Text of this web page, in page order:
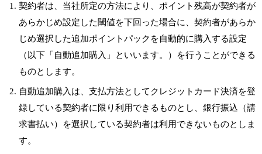
契約者は、当社所定の方法により、ポイント残高が契約者が
あらかじめ設定した閾値を下回った場合に、契約者があらか
じめ選択した追加ポイントパックを自動的に購入する設定
（以下「自動追加購入」といいます。）を行うことができる
ものとします。
自動追加購入は、支払方法としてクレジットカード決済を登
録している契約者に限り利用できるものとし、銀行振込（請
求書払い）を選択している契約者は利用できないものとしま
す。